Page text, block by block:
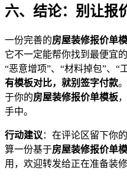
六、结论：别让报
一份完善的房屋装修报价单
它不一定能帮你找到最便宜
“恶意增项”、“材料掉包”、“
有模板对比，就别签字付款
于你的房屋装修报价单模板
手中。
行动建议 ：在评论区留下你
算一份基于房屋装修报价单
用，欢迎转发给正在准备装修